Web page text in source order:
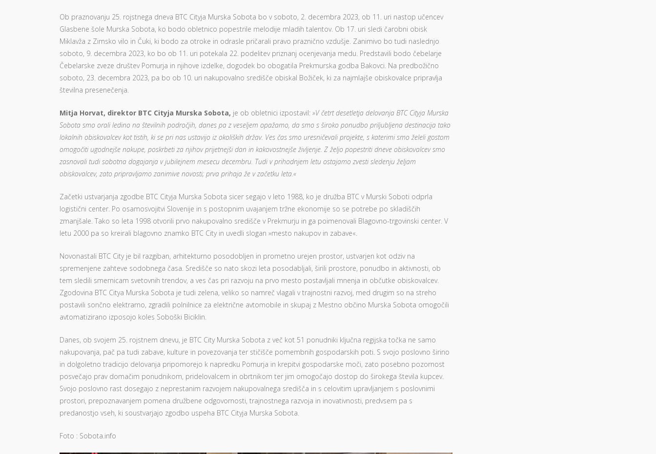
Ob praznovanju 25. rojstnega dneva BTC Cityja Murska Sobota bo v soboto, 2. decembra 2023, ob 11. uri nastop učencev
Glasbene šole Murska Sobota, ko bodo obletnico popestrile melodije mladih talentov. Ob 17. uri sledi čarobni obisk
Miklavža z Zimsko vilo in Čuki, ki bodo za otroke in odrasle pričarali pravo praznično vzdušje. Zanimivo bo tudi naslednjo
soboto, 9. decembra 2023, ko bo ob 11. uri potekala 22. podelitev priznanj ocenjevanja medu. Predstavili bodo čebelarje
Čebelarske zveze društev Pomurja in njihove izdelke, dogodek bo obogatila Prekmurska godba Bakovci. Na predbožično
soboto, 23. decembra 2023, pa bo ob 10. uri nakupovalno središče obiskal Božiček, ki za najmlajše obiskovalce pripravlja
številna presenečenja.
Mitja Horvat, direktor BTC Cityja Murska Sobota, je ob obletnici izpostavil: »V četrt desetletja delovanja BTC Cityja Murska
Sobota smo orali ledino na številnih področjih, danes pa z veseljem opažamo, da smo s široko ponudbo priljubljena destinacija tako
lokalnih obiskovalcev kot tistih, ki se pri nas ustavijo iz okoliških držav. Ves čas smo uresničevali projekte, s katerimi smo želeli gostom
omogočiti ugodnejše nakupe, poskrbeti za njihov prijetnejši dan in kakovostnejše življenje. Z željo popestriti dneve obiskovalcev smo
zasnovali tudi sobotna dogajanja v jubilejnem mesecu decembru. Tudi v prihodnjem letu ostajamo zvesti sledenju željam
obiskovalcev, zato pripravljamo zanimive novosti; prva prihaja že v začetku leta.«
Začetki ustvarjanja zgodbe BTC Cityja Murska Sobota sicer segajo v leto 1988, ko je družba BTC v Murski Soboti odprla
logistični center. Po osamosvojitvi Slovenije in s postopnim uvajanjem tržne ekonomije so se potrebe po skladiščih
zmanjšale. Tako so leta 1998 otvorili prvo nakupovalno središče v Prekmurju in ga poimenovali Blagovno-trgovinski center. V
letu 2000 pa so kreirali blagovno znamko BTC City in uvedli slogan »mesto nakupov in zabave«.
Novonastali BTC City je bil razgiban, arhitekturno posodobljen in prometno urejen prostor, ustvarjen kot odziv na
spremenjene zahteve sodobnega časa. Središče so nato skozi leta posodabljali, širili prostore, ponudbo in aktivnosti, ob
tem sledili smernicam svetovnih trendov, a ves čas pri razvoju na prvo mesto postavljali mnenja in občutke obiskovalcev.
Zgodovina BTC Citya Murska Sobota je tudi zelena, veliko so namreč vlagali v trajnostni razvoj, med drugim so na streho
postavili sončno elektrarno, zgradili polnilnice za električne avtomobile in skupaj z Mestno občino Murska Sobota omogočili
avtomatizirano izposojo koles Soboški Biciklin.
Danes, ob svojem 25. rojstnem dnevu, je BTC City Murska Sobota z več kot 51 ponudniki ključna regijska točka ne samo
nakupovanja, pač pa tudi zabave, kulture in povezovanja ter stičišče pomembnih gospodarskih poti. S svojo poslovno širino
in dolgoletno tradicijo delovanja pripomorejo k napredku Pomurja in krepitvi gospodarske moči, zato posebno pozornost
posvečajo prav domačim ponudnikom, pridelovalcem in obrtnikom ter jim omogočajo dostop do širokega števila kupcev.
Svojo poslovno rast dosegajo z neprestanim razvojem nakupovalnega središča in s celovitim upravljanjem s poslovnimi
prostori, prepoznavanjem pomena družbene odgovornosti, trajnostnega razvoja in inovativnosti, predvsem pa s
predanostjo vseh, ki soustvarjajo zgodbo uspeha BTC Cityja Murska Sobota.
Foto : Sobota.info